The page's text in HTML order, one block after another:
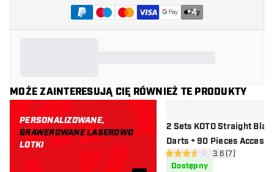
+4
MOŻE ZAINTERESUJĄ CIĘ RÓWNIEŻ TE PRODUKTY
PERSONALIZOWANE,
GRAWEROWANE LASEROWO
LOTKI
2 Sets KOTO Straight
Darts + 90 Pieces
Lotki do Dartaotwórz panel
3.6 gwiazdki oceny
3.6 (7)
Dostępny